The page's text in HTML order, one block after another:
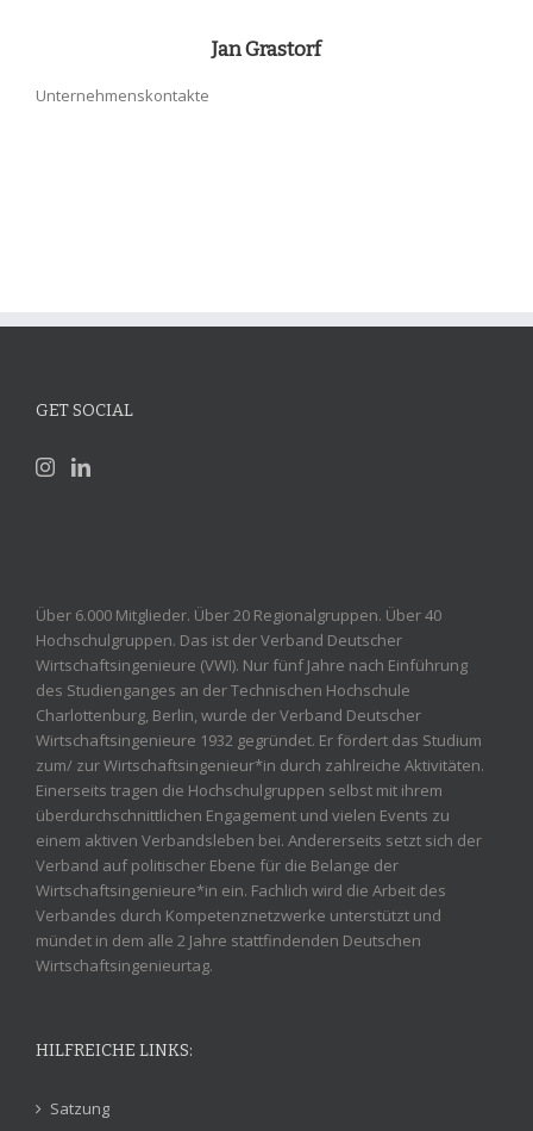
Jan Grastorf
Unternehmenskontakte
GET SOCIAL
Über 6.000 Mitglieder. Über 20 Regionalgruppen. Über 40
Hochschulgruppen. Das ist der Verband Deutscher
Wirtschaftsingenieure (VWI). Nur fünf Jahre nach Einführung
des Studienganges an der Technischen Hochschule
Charlottenburg, Berlin, wurde der Verband Deutscher
Wirtschaftsingenieure 1932 gegründet. Er fördert das Studium
zum/ zur Wirtschaftsingenieur*in durch zahlreiche Aktivitäten.
Einerseits tragen die Hochschulgruppen selbst mit ihrem
überdurchschnittlichen Engagement und vielen Events zu
einem aktiven Verbandsleben bei. Andererseits setzt sich der
Verband auf politischer Ebene für die Belange der
Wirtschaftsingenieure*in ein. Fachlich wird die Arbeit des
Verbandes durch Kompetenznetzwerke unterstützt und
mündet in dem alle 2 Jahre stattfindenden Deutschen
Wirtschaftsingenieurtag.
HILFREICHE LINKS:
Satzung